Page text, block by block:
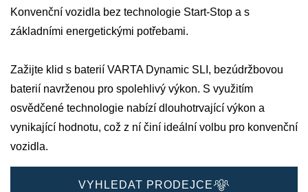
Konvenční vozidla bez technologie Start-Stop a s
základními energetickými potřebami.
Zažijte klid s baterií VARTA Dynamic SLI, bezúdržbovou
baterií navrženou pro spolehlivý výkon. S využitím
osvědčené technologie nabízí dlouhotrvající výkon a
vynikající hodnotu, což z ní činí ideální volbu pro konvenční
vozidla.
VYHLEDAT PRODEJCE